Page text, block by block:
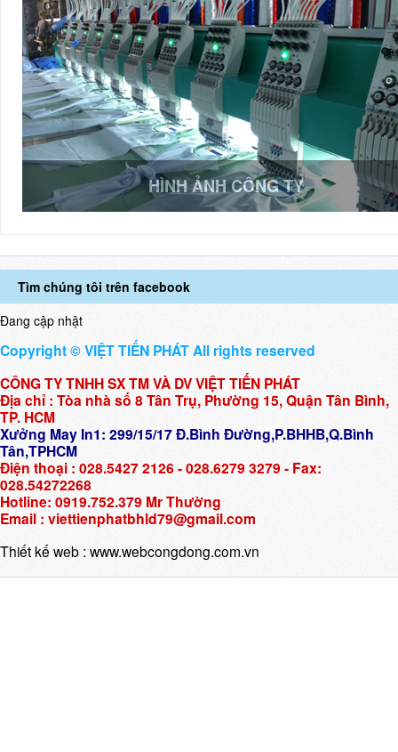
HÌNH ẢNH CÔNG TY
Tìm chúng tôi trên facebook
Đang cập nhật
Copyright © VIỆT TIẾN PHÁT All rights reserved
CÔNG TY TNHH SX TM VÀ DV VIỆT TIẾN PHÁT
Địa chỉ : Tòa nhà số 8 Tân Trụ, Phường 15, Quận Tân Bình,
TP. HCM
Xưởng May In1: 299/15/17 Đ.Bình Đường,P.BHHB,Q.Bình
Tân,TPHCM
Điện thoại : 028.5427 2126 - 028.6279 3279 - Fax:
028.54272268
Hotline: 0919.752.379 Mr Thường
Email : viettienphatbhld79@gmail.com
Thiết kế web : www.webcongdong.com.vn